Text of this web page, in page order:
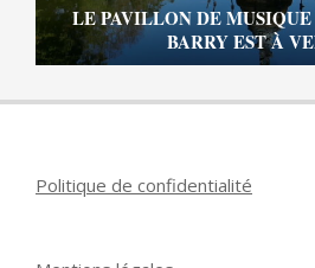
LE PAVILLON DE
BARRY EST À
Politique de confidentialité